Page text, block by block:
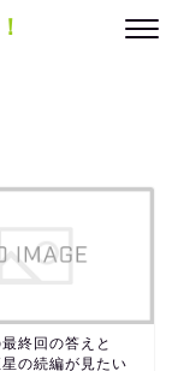
終回の答えと
の続編が見たい